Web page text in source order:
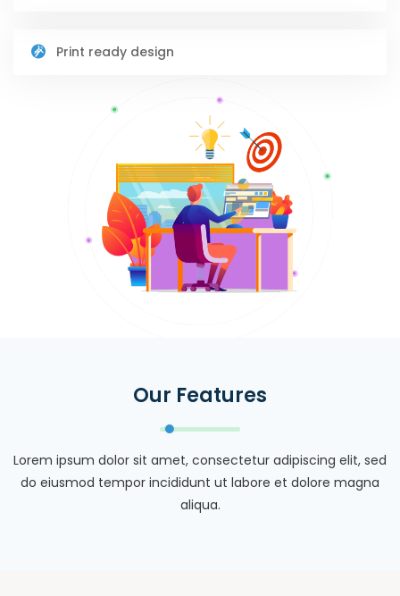
Print ready design
Our Features
Lorem ipsum dolor sit amet, consectetur adipiscing elit, sed
do eiusmod tempor incididunt ut labore et dolore magna
aliqua.